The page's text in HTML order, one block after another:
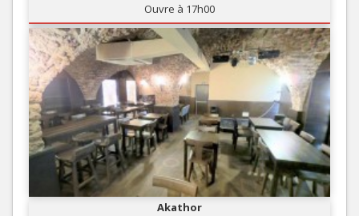
Ouvre à 17h00
Akathor